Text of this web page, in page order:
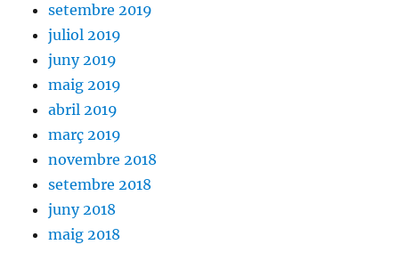
setembre 2019
juliol 2019
juny 2019
maig 2019
abril 2019
març 2019
novembre 2018
setembre 2018
juny 2018
maig 2018